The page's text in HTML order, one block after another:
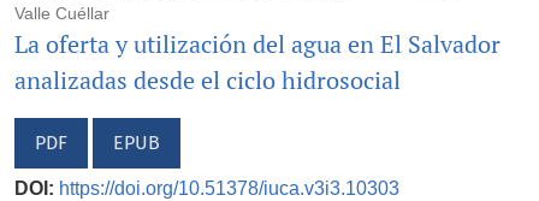
Valle Cuéllar
La oferta y utilización del agua en El Salvador
analizadas desde el ciclo hidrosocial
PDF EPUB
DOI: https://doi.org/10.51378/iuca.v3i3.10303